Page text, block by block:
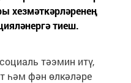
хезмәткәрләренең
тиеш.
тәэмин итү,
һәм фән өлкәләре